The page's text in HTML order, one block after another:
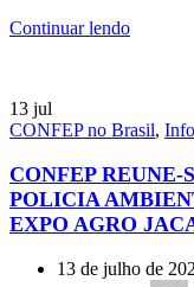
Continuar lendo
13 jul
CONFEP no Brasil,
CONFEP
POLICIA
EXPO AGRO
13 de julho de